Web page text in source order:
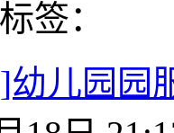
标签：
儿园园